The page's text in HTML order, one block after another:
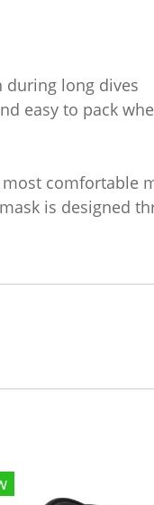
during long dives
easy to pack
comfortable
is designed